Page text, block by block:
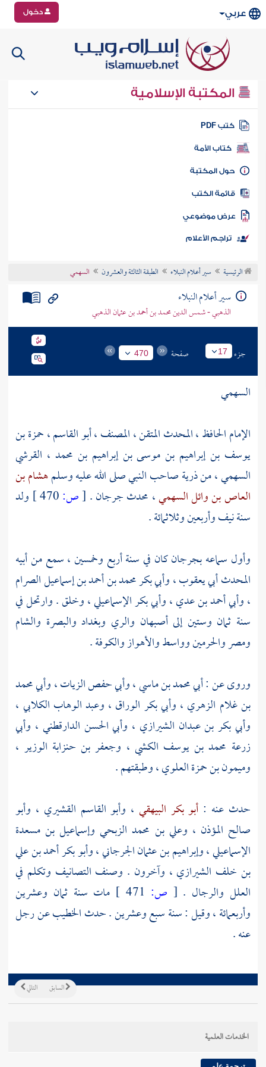
عربي دخول
المكتبة الإسلامية
كتب PDF
كتاب الأمة
المكتبة
الكتب
موضوعي
تراجم الأعلام
الرئيسية سير أعلام النبلاء الطبقة الثالثة والعشرون السهمي
سير أعلام النبلاء
الذهبي - شمس الدين محمد بن أحمد بن عثمان الذهبي
جزء 17 صفحة 470
السهمي
الإمام الحافظ ، المحدث المتقن ، المصنف ،أبو القاسم ، حمزة بن
يوسف بن إبراهيم بن موسى بن إبراهيم بن محمد ، القرشي
السهمي، من ذرية صاحب النبي صلى الله عليه وسلمهشام بن
العاص بن وائل السهمي، محدثجرجان.
[ص:
ولد
سنة نيف وأربعين وثلاثمائة .
وأول سماعهبجرجانكان في سنة أربع وخمسين ، سمع من أبيه
المحدثأبي يعقوب،وأبي بكر محمد بن أحمد بن إسماعيل الصرام
،وأبي أحمد بن عدي،وأبي بكر الإسماعيلي، وخلق . وارتحل في
سنة ثمان وستين إلىأصبهان والري وبغداد والبصرة والشام
ومصروالحرمينوواسطوالأهوازوالكوفة.
وروى عن :أبي محمد بن ماسي،وأبي حفص الزيات،وأبي محمد
بن غلام الزهري ، وأبي بكر الوراق ، وعبد الوهاب الكلابي ،
وأبي بكر بن عبدان الشيرازي ، وأبي الحسن الدارقطني ، وأبي
زرعة محمد بن يوسف الكشي ، وجعفر بن حنزابة الوزير ،
وميمون بن حمزة العلوي، وطبقتهم .
حدث عنه : أبو بكر البيهقي ، وأبو القاسم القشيري ، وأبو
صالح المؤذن ، وعلي بن محمد الزبحي وإسماعيل بن مسعدة
الإسماعيلي،وإبراهيم بن عثمان الجرجاني،وأبو بكر أحمد بن علي
بن خلف الشيرازي ، وآخرون . وصنف التصانيف وتكلم في
العلل والرجال . [ ص:
مات سنة ثمان وعشرين
وأربعمائة ، وقيل : سنة سبع وعشرين . حدثالخطيبعن رجل
عنه .
التالي السابق
الخدمات العلمية